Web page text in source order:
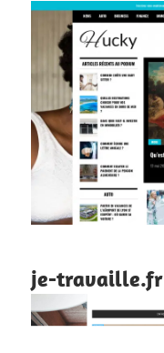
je-travaille.fr